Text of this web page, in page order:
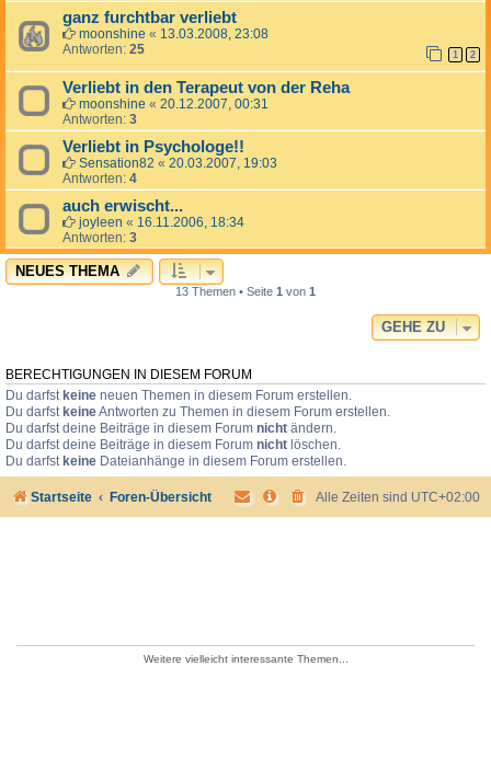
ganz furchtbar verliebt
moonshine « 13.03.2008, 23:08
Antworten: 25 1 2
Verliebt in den Terapeut von der Reha
moonshine « 20.12.2007, 00:31
Antworten: 3
Verliebt in Psychologe!!
Sensation82 « 20.03.2007, 19:03
Antworten: 4
auch erwischt...
joyleen « 16.11.2006, 18:34
Antworten: 3
NEUES THEMA
13 Themen • Seite 1 von 1
GEHE ZU
BERECHTIGUNGEN IN DIESEM FORUM
Du darfst keine neuen Themen in diesem Forum erstellen.
Du darfst keineAntworten zu Themen in diesem Forum erstellen.
Du darfst deine Beiträge in diesem Forum nicht ändern.
Du darfst deine Beiträge in diesem Forum nicht löschen.
Du darfst keine Dateianhänge in diesem Forum erstellen.
Startseite Foren-Übersicht Alle Zeiten sind UTC+02:00
Weitere vielleicht interessante Themen...